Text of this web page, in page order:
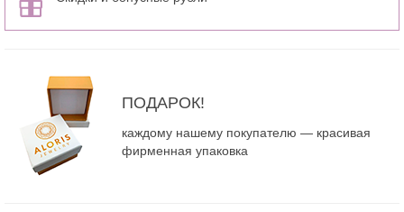
ПОДАРОК!
каждому нашему покупателю — красивая
фирменная упаковка